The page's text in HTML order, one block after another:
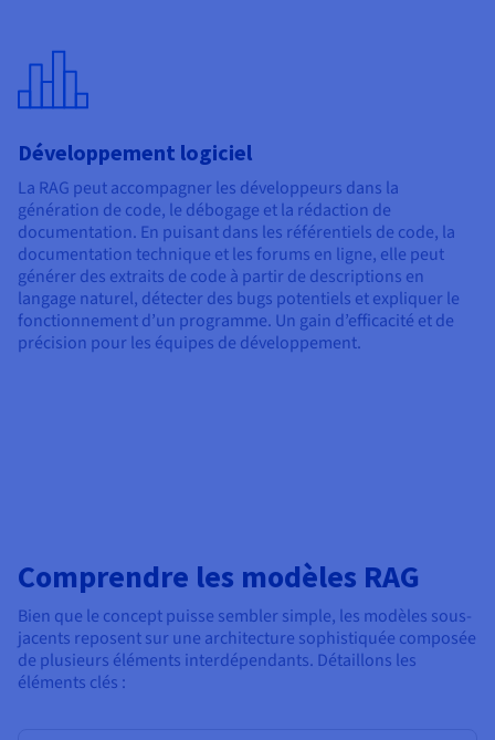
Développement logiciel
La RAG peut accompagner les développeurs dans la
génération de code, le débogage et la rédaction de
documentation. En puisant dans les référentiels de code, la
documentation technique et les forums en ligne, elle peut
générer des extraits de code à partir de descriptions en
langage naturel, détecter des bugs potentiels et expliquer le
fonctionnement d’un programme. Un gain d’efficacité et de
précision pour les équipes de développement.
Comprendre les modèles RAG
Bien que le concept puisse sembler simple, les modèles sous-
jacents reposent sur une architecture sophistiquée composée
de plusieurs éléments interdépendants. Détaillons les
éléments clés :